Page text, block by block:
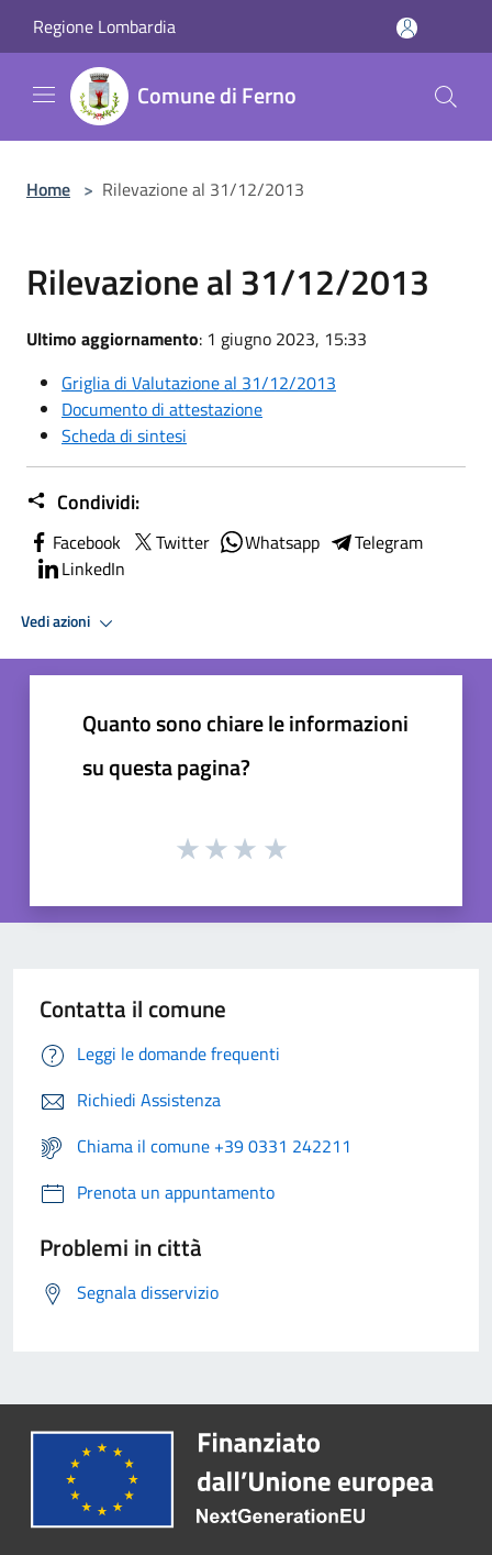
Regione Lombardia
Comune di Ferno
Home > Rilevazione al 31/12/2013
Rilevazione al 31/12/2013
Ultimo aggiornamento: 1 giugno 2023, 15:33
Griglia di Valutazione al 31/12/2013
Documento di attestazione
Scheda di sintesi
Condividi:
Facebook Twitter Whatsapp
Telegram
LinkedIn
Vedi azioni
Quanto sono chiare le informazioni
su questa pagina?
Contatta il comune
Leggi le domande frequenti
Richiedi Assistenza
Chiama il comune +39 0331 242211
Prenota un appuntamento
Problemi in città
Segnala disservizio